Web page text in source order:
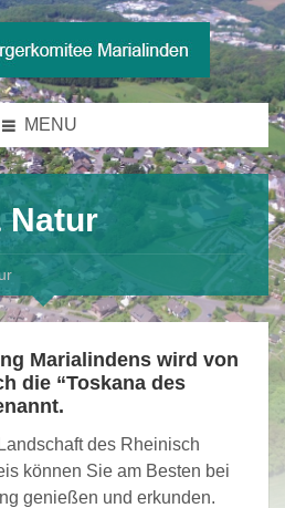
MENU
Natur
Marialindens wird von
die “Toskana des
des Rheinisch
können Sie am Besten bei
genießen und erkunden.